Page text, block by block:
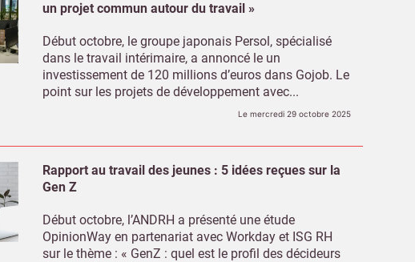
un projet commun autour du travail »
Début octobre, le groupe japonais Persol, spécialisé
dans le travail intérimaire, a annoncé le un
investissement de 120 millions d’euros dans Gojob. Le
point sur les projets de développement avec...
Le mercredi 29 octobre 2025
Rapport au travail des jeunes : 5 idées reçues sur la
Gen Z
Début octobre, l’ANDRH a présenté une étude
OpinionWay en partenariat avec Workday et ISG RH
sur le thème : « GenZ : quel est le profil des décideurs